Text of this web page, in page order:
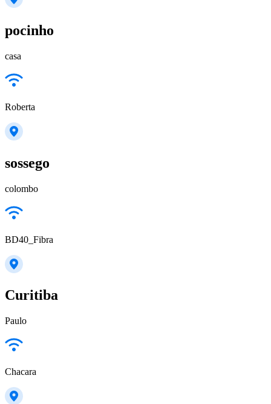
pocinho
casa
Roberta
sossego
colombo
BD40_Fibra
Curitiba
Paulo
Chacara